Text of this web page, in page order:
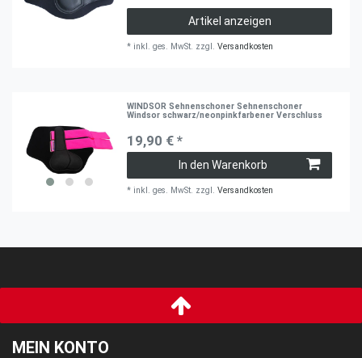
Artikel anzeigen
* inkl. ges. MwSt. zzgl.Versandkosten
WINDSOR Sehnenschoner Sehnenschoner
Windsor schwarz/neonpinkfarbener Verschluss
19,90 € *
In den Warenkorb
* inkl. ges. MwSt. zzgl.Versandkosten
MEIN KONTO